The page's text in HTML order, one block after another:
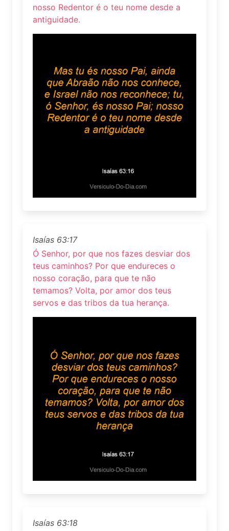
nosso Redentor é o teu nome desde a
antiguidade.
Isaías 63:17
Ó Senhor, por que nos fazes desviar dos
teus caminhos? Por que endureces o
nosso coração, para que te não
temamos? Volta, por amor dos teus
servos e das tribos da tua herança.
Isaías 63:18